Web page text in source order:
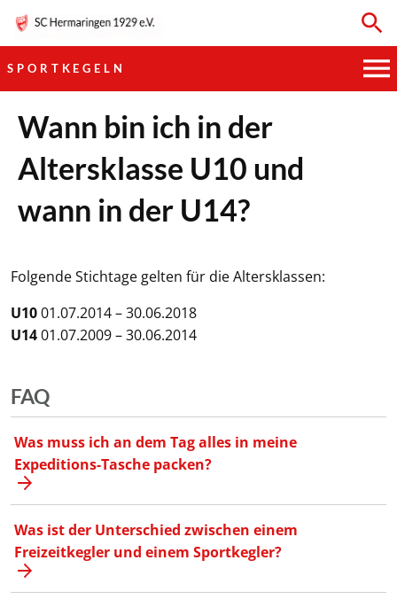
SPORTKEGELN
HAUPTVEREIN
SPORTKEGELN
FUSSBALL
BOGENSCHIESSEN
Wann bin ich in der
Altersklasse U10 und
wann in der U14?
Folgende Stichtage gelten für die Altersklassen:
U1001.07.2014 – 30.06.2018
U1401.07.2009 – 30.06.2014
FAQ
Was muss ich an dem Tag alles in meine
Expeditions-Tasche packen?
Was ist der Unterschied zwischen einem
Freizeitkegler und einem Sportkegler?